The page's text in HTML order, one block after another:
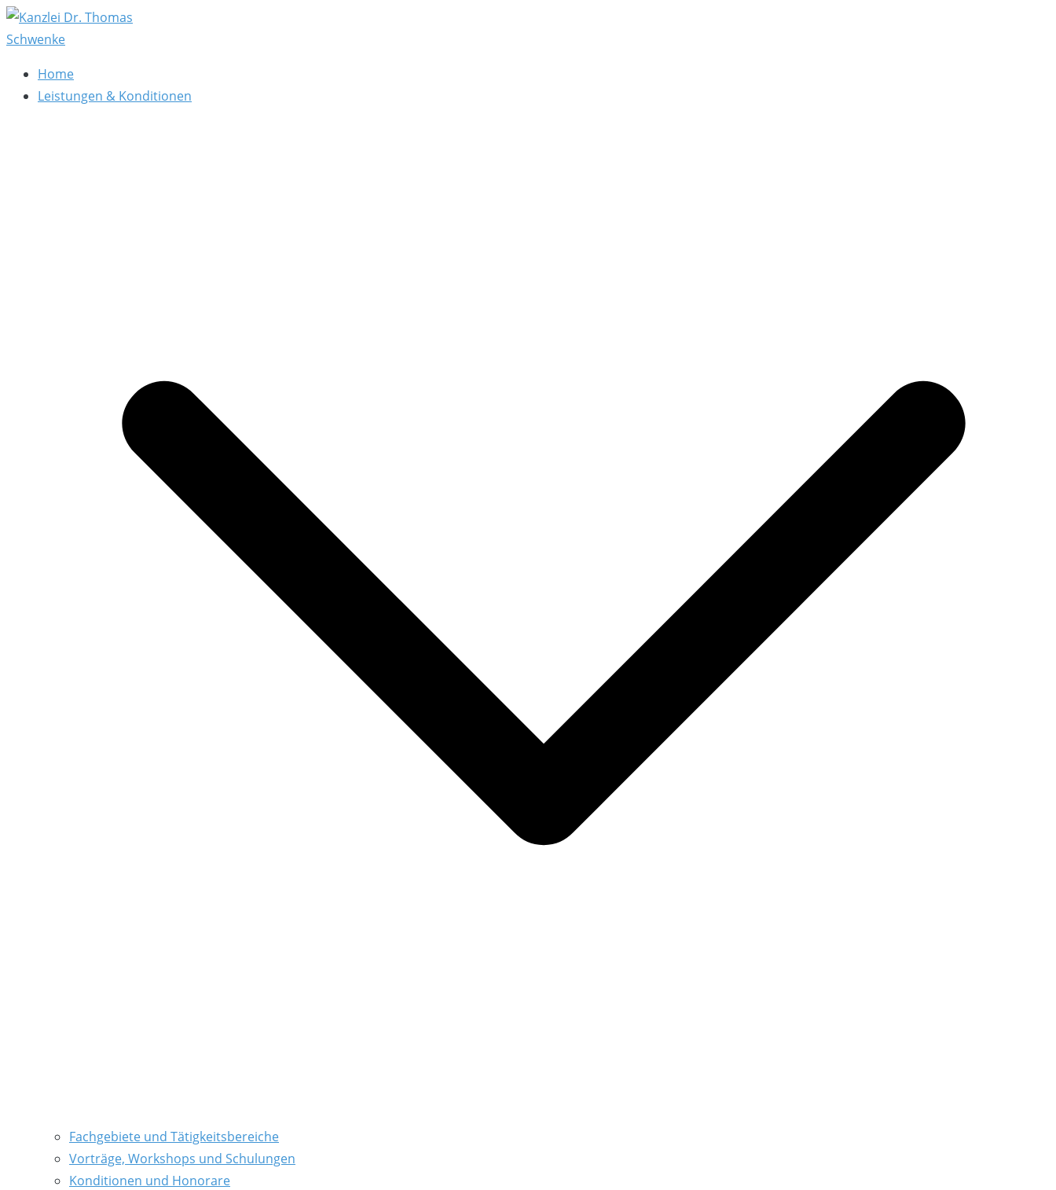
Zum
Inhalt
Kanzlei Dr. Thomas Schwenke
Rechtsberatung für Datenschutz, Social Media, Marketing, E-Commerce & AGB & Verträge
Home
Leistungen & Konditionen
Fachgebiete und Tätigkeitsbereiche
Vorträge, Workshops und Schulungen
Konditionen und Honorare